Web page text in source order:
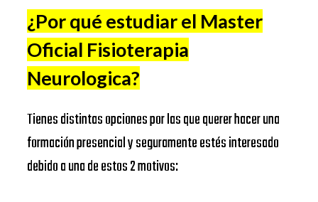
Universitat
de Barcelona
https://www.ub.edu/
EADA
https://www.eada.edu/es/
EAE
School
URJC
IESE
BUSINESS
SCHOOL
EADA
BUSINESS
¿Por qué estudiar el Master
Oficial Fisioterapia
Neurologica?
Tienes distintas opciones por las que querer hacer una
formación presencial y seguramente estés interesado
debido a una de estos 2 motivos: